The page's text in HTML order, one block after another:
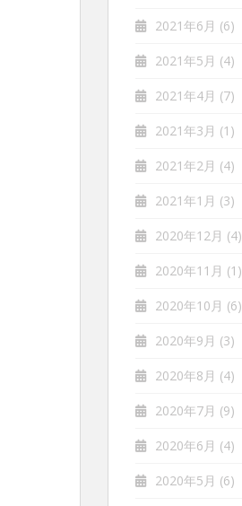
2021年6月 (6)
2021年5月 (4)
2021年4月 (7)
2021年3月 (1)
2021年2月 (4)
2021年1月 (3)
2020年12月 (4)
2020年11月 (1)
2020年10月 (6)
2020年9月 (3)
2020年8月 (4)
2020年7月 (9)
2020年6月 (4)
2020年5月 (6)